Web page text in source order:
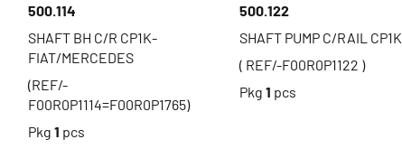
500.114
SHAFT BH C/R CP1K-
FIAT/MERCEDES
(REF/-
F00R0P1114=F00R0P1765)
Pkg 1 pcs
500.122
SHAFT PUMP C/RAIL CP1K
( REF/-F00R0P1122 )
Pkg 1 pcs